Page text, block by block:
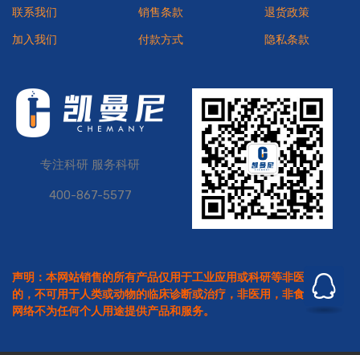
联系我们
加入我们
销售条款
付款方式
退货政策
隐私条款
专注科研 服务科研
400-867-5577
声明：本网站销售的所有产品仅用于工业应用或科研等非医疗目
的，不可用于人类或动物的临床诊断或治疗，非医用，非食用。本
网络不为任何个人用途提供产品和服务。